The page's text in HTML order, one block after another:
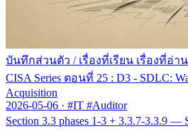
บันทึกส่วนตัว / เรื่องที่เรียน เรื่องที่อ่าน
CISA Series ตอนที่ 25 : D3 - SDLC:
Acquisition
2026-05-06 · #IT #Auditor
Section 3.3 phases 1-3 + 3.3.7-3.3.9